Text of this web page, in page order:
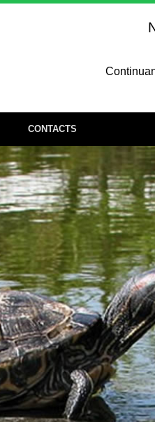
dati
non si
proprio
caso
sulle
I cookie
CONTACTS